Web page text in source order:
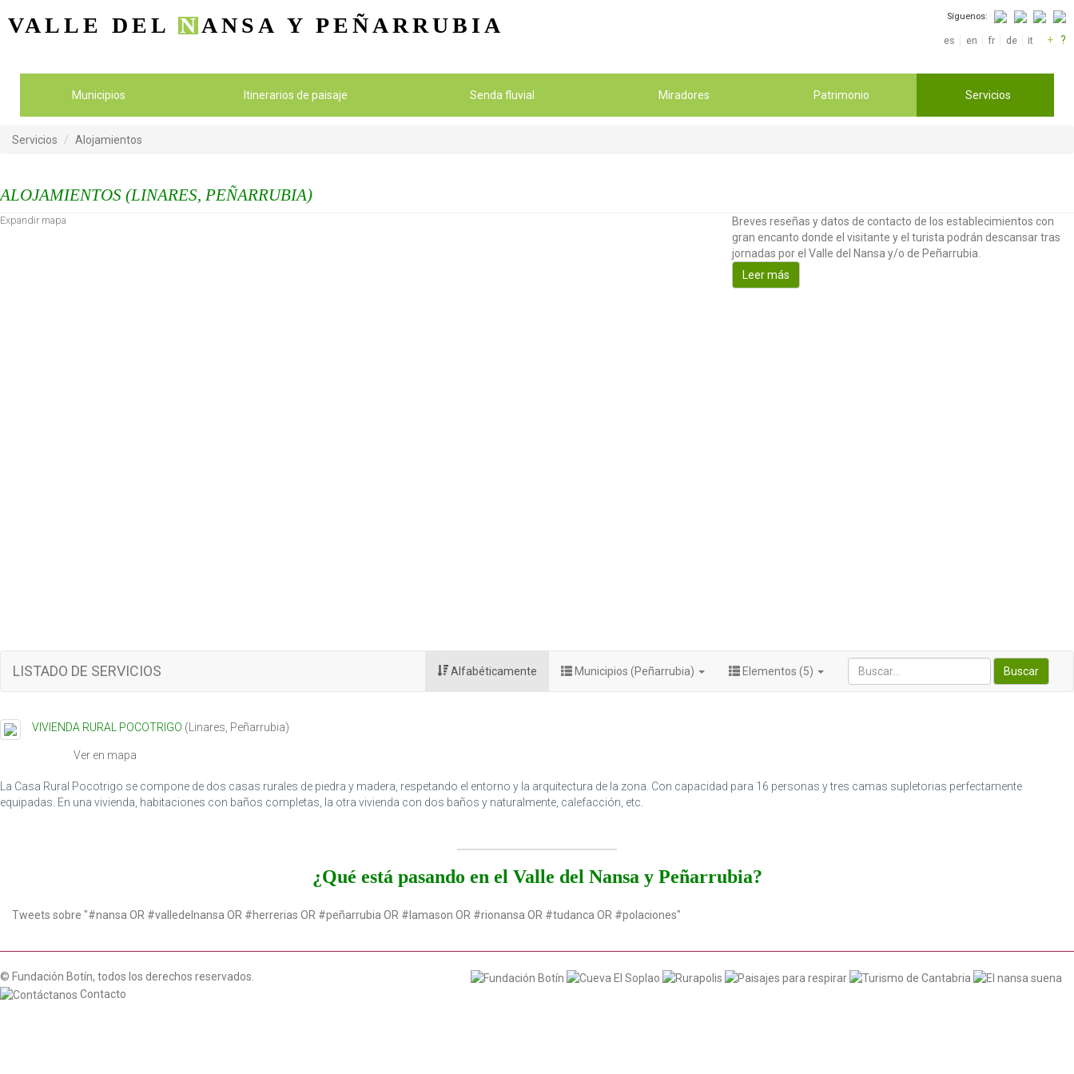
VALLE DEL NANSA Y PEÑARRUBIA Síguenos:
es en fr de it + ?
Municipios Itinerarios de paisaje Senda fluvial Miradores Patrimonio Servicios
Servicios Alojamientos
ALOJAMIENTOS (LINARES, PEÑARRUBIA)
Expandir mapa
Breves reseñas y datos de contacto de los establecimientos con
gran encanto donde el visitante y el turista podrán descansar tras
jornadas por el Valle del Nansa y/o de Peñarrubia.
Leer más
LISTADO DE SERVICIOS Buscar
Alfabéticamente Municipios (Peñarrubia) Elementos (5)
VIVIENDA RURAL POCOTRIGO ( Linares Peñarrubia)
Ver en mapa
La Casa Rural Pocotrigo se compone de dos casas rurales de piedra y madera, respetando el entorno y la arquitectura de la zona. Con capacidad para 16 personas y tres camas supletorias perfectamente
equipadas. En una vivienda, habitaciones con baños completas, la otra vivienda con dos baños y naturalmente, calefacción, etc.
¿Qué está pasando en el Valle del Nansa y Peñarrubia?
Tweets sobre "#nansa OR #valledelnansa OR #herrerias OR #peñarrubia OR #lamason OR #rionansa OR #tudanca OR #polaciones"
© Fundación Botín, todos los derechos reservados.
Contacto